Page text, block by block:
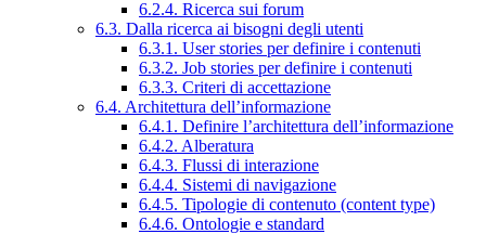
6.2.4. Ricerca sui forum
6.3. Dalla ricerca ai bisogni degli utenti
6.3.1. User stories per definire i contenuti
6.3.2. Job stories per definire i contenuti
6.3.3. Criteri di accettazione
6.4. Architettura dell’informazione
6.4.1. Definire l’architettura dell’informazione
6.4.2. Alberatura
6.4.3. Flussi di interazione
6.4.4. Sistemi di navigazione
6.4.5. Tipologie di contenuto (content type)
6.4.6. Ontologie e standard